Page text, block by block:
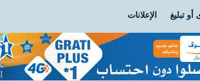
تبليغ الإعلانات